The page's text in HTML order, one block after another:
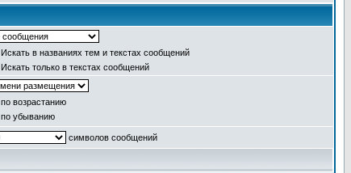
Искать в названиях тем и текстах сообщений
Искать только в текстах сообщений
по возрастанию
по убыванию
символов сообщений